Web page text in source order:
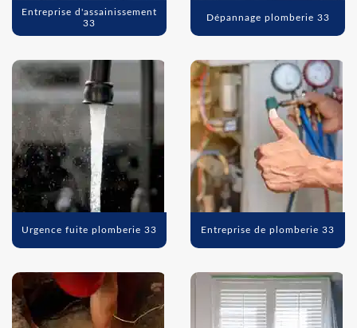
Entreprise d'assainissement
33
Dépannage plomberie 33
Urgence fuite plomberie 33 Entreprise de plomberie 33